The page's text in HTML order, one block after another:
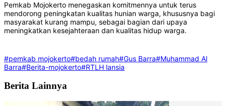
Pemkab Mojokerto menegaskan komitmennya untuk terus
mendorong peningkatan kualitas hunian warga, khususnya bagi
masyarakat kurang mampu, sebagai bagian dari upaya
meningkatkan kesejahteraan dan kualitas hidup warga.
#pemkab mojokerto#bedah rumah#Gus Barra#Muhammad Al
Barra#Berita-mojokerto#RTLH lansia
Berita Lainnya